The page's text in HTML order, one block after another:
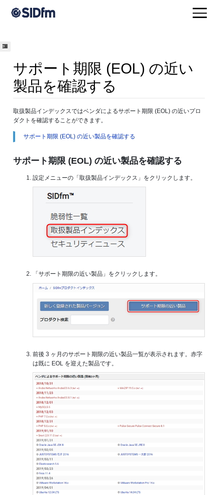
サポート期限 (EOL) の近い
製品を確認する
取扱製品インデックスではベンダによるサポート期限 (EOL) の近いプロ
ダクトを確認することができます。
サポート期限 (EOL) の近い製品を確認する
サポート期限 (EOL) の近い製品を確認する
設定メニューの「取扱製品インデックス」をクリックします。
「サポート期限の近い製品」をクリックします。
前後 3 ヶ月のサポート期限の近い製品一覧が表示されます。赤字
は既に EOL を迎えた製品です。